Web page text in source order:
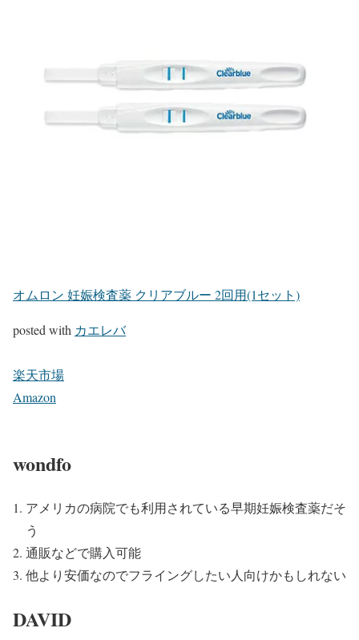
オムロン 妊娠検査薬 クリアブルー 2回用(1セット)
posted with カエレバ
楽天市場
Amazon
wondfo
アメリカの病院でも利用されている早期妊娠検査薬だそ
う
通販などで購入可能
他より安価なのでフライングしたい人向けかもしれない
DAVID